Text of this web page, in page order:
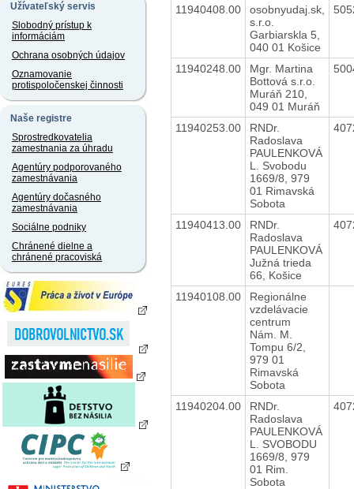
Užívateľský servis
Slobodný prístup k
informáciám
Ochrana osobných údajov
Oznamovanie
protispoločenskej činnosti
Naše registre
Sprostredkovatelia
zamestnania za úhradu
Agentúry podporovaného
zamestnávania
Agentúry dočasného
zamestnávania
Sociálne podniky
Chránené dielne a
chránené pracoviská
11940408.00
osobnyudaj.sk,
s.r.o.
Garbiarskla 5,
040 01 Košice
11940248.00
Mgr. Martina
Bottová s.r.o.
Muráň 210,
049 01 Muráň
11940253.00
RNDr.
Radoslava
PAULENKOVÁ
L. Svobodu
1669/8, 979
01 Rimavská
Sobota
11940413.00
RNDr.
Radoslava
PAULENKOVÁ
Južná trieda
66, Košice
11940108.00
Regionálne
vzdelávacie
centrum
Nám. M.
Tompu 6/2,
979 01
Rimavská
Sobota
11940204.00
RNDr.
Radoslava
PAULENKOVÁ
L. SVOBODU
1669/8, 979
01 Rim.
Sobota